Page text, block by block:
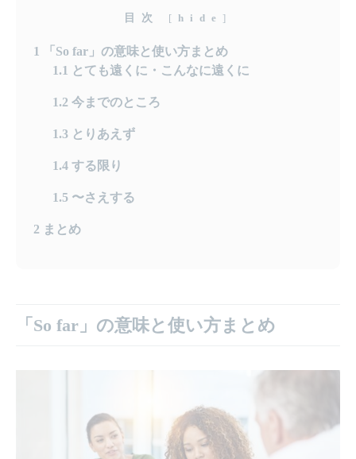
目次 [ hide ]
1
「So far」の意味と使い方まとめ
1.1 とても遠くに・こんなに遠くに
1.2 今までのところ
1.3 とりあえず
1.4 する限り
1.5 〜さえする
2 まとめ
「So far」の意味と使い方まとめ